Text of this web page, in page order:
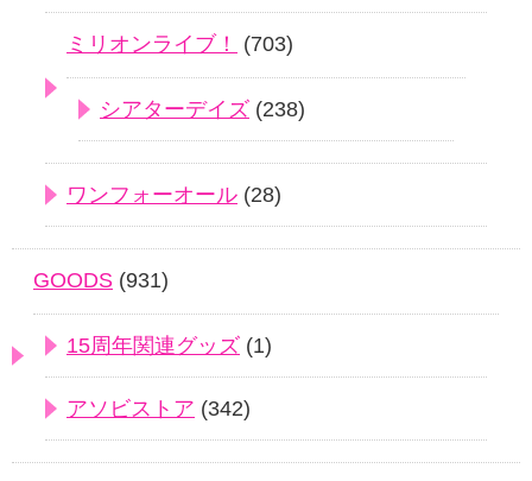
ミリオンライブ！ (703)
シアターデイズ (238)
ワンフォーオール (28)
GOODS (931)
15周年関連グッズ (1)
アソビストア (342)